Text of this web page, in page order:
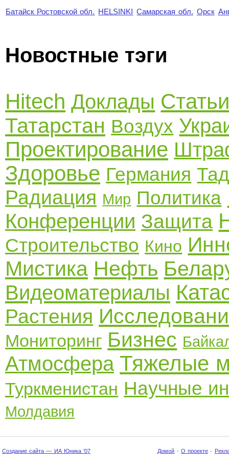
Батайск Ростовской обл. HELSINKI Самарская обл. Орск
Новостные тэги
Hitech Доклады
Татарстан Воздух
Проектирование
Здоровье Германия
Радиация Мир Политика
Конференции Защита
Строительство Кино
Мистика Нефть
Видеоматериалы
Растения
Мониторинг Бизнес
Атмосфера Тяжелые
Туркменистан Научные
Молдавия
Создание сайта — ИА Юника '07 Домой · О проекте ·